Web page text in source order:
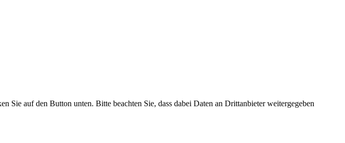
Sie auf den Button unten. Bitte beachten Sie, dass dabei Daten an Drittanbieter weitergegeben